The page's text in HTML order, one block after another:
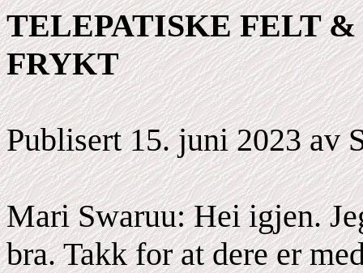
TELEPATISKE FELT
FRYKT
Publisert 15. juni 2023 av
Mari Swaruu: Hei igjen.
bra. Takk for at dere er